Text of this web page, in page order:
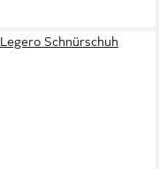
Legero Schnürschuh